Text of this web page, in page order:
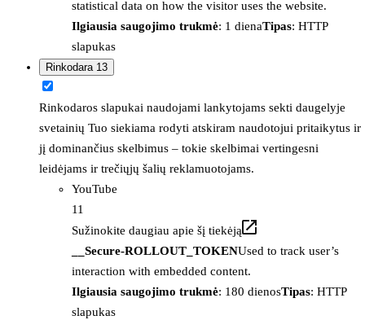
statistical data on how the visitor uses the website.
Ilgiausia saugojimo trukmė: 1 dienaTipas: HTTP
slapukas
Rinkodara 13
Rinkodaros slapukai naudojami lankytojams sekti daugelyje
svetainių Tuo siekiama rodyti atskiram naudotojui pritaikytus ir
jį dominančius skelbimus – tokie skelbimai vertingesni
leidėjams ir trečiųjų šalių reklamuotojams.
YouTube
11
Sužinokite daugiau apie šį tiekėją
__Secure-ROLLOUT_TOKENUsed to track user’s
interaction with embedded content.
Ilgiausia saugojimo trukmė: 180 dienosTipas: HTTP
slapukas